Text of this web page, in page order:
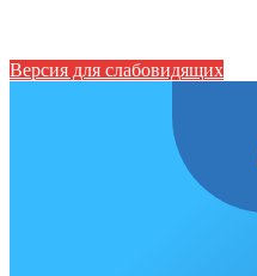
Версия для слабовидящих